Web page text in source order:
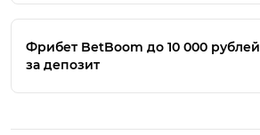
Фрибет BetBoom до 10 000 рублей
за депозит